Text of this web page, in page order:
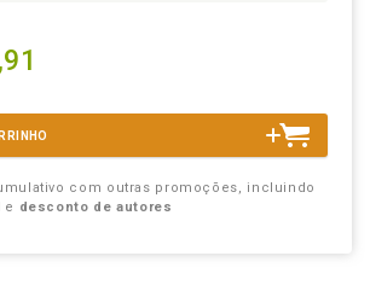
com outras promoções, incluindo
e desconto de autores